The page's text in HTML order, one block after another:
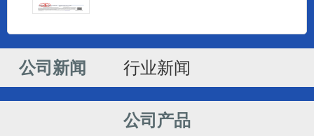
公司新闻 行业新闻
公司产品
监控仪器
南通建源电子科技有限公司专业生产